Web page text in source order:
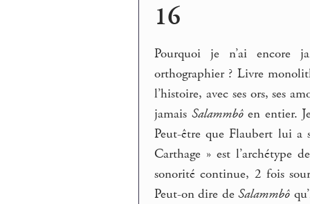
16
Pourquoi je n’ai encore
orthographier ? Livre
l’histoire, avec ses ors, ses
jamais Salammbôen entier.
Peut-être que Flaubert lui a
Carthage » est l’archétype
sonorité continue, 2 fois
Peut-on dire deSalammbô